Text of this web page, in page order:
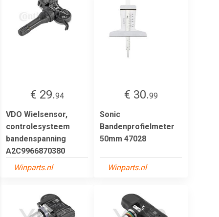
€ 29.94
VDO Wielsensor,
controlesysteem
bandenspanning
A2C9966870380
Winparts.nl
€ 30.99
Sonic
Bandenprofielmeter
50mm 47028
Winparts.nl